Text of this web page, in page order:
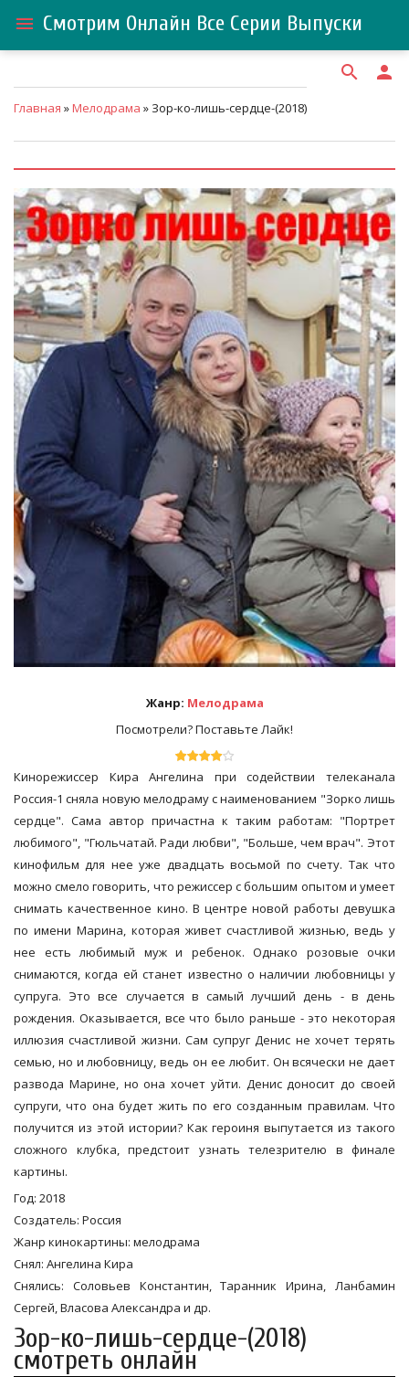
menu Смотрим Онлайн Все Серии Выпуски
search person
Главная »Мелодрама » Зор-ко-лишь-сердце-(2018)
Жанр: Мелодрама
Посмотрели? Поставьте Лайк!
Кинорежиссер Кира Ангелина при содействии телеканала
Россия-1 сняла новую мелодраму с наименованием "Зорко лишь
сердце". Сама автор причастна к таким работам: "Портрет
любимого", "Гюльчатай. Ради любви", "Больше, чем врач". Этот
кинофильм для нее уже двадцать восьмой по счету. Так что
можно смело говорить, что режиссер с большим опытом и умеет
снимать качественное кино. В центре новой работы девушка
по имени Марина, которая живет счастливой жизнью, ведь у
нее есть любимый муж и ребенок. Однако розовые очки
снимаются, когда ей станет известно о наличии любовницы у
супруга. Это все случается в самый лучший день - в день
рождения. Оказывается, все что было раньше - это некоторая
иллюзия счастливой жизни. Сам супруг Денис не хочет терять
семью, но и любовницу, ведь он ее любит. Он всячески не дает
развода Марине, но она хочет уйти. Денис доносит до своей
супруги, что она будет жить по его созданным правилам. Что
получится из этой истории? Как героиня выпутается из такого
сложного клубка, предстоит узнать телезрителю в финале
картины.
Год: 2018
Создатель: Россия
Жанр кинокартины: мелодрама
Снял: Ангелина Кира
Снялись: Соловьев Константин, Таранник Ирина, Ланбамин
Сергей, Власова Александра и др.
Зор-ко-лишь-сердце-(2018)
смотреть онлайн